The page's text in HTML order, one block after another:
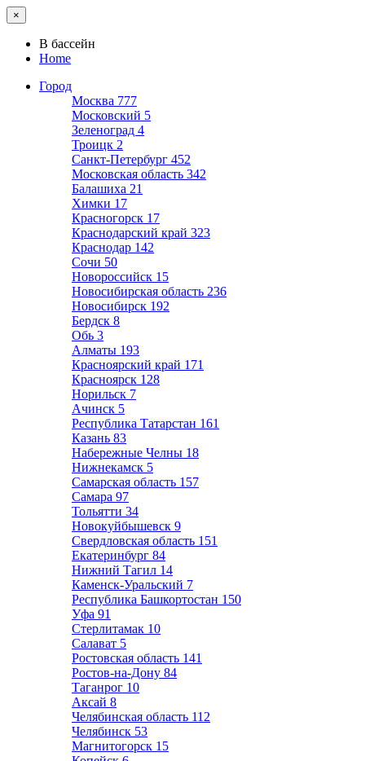
×
В бассейн
Home
Город
Москва 777
Московский 5
Зеленоград 4
Троицк 2
Санкт-Петербург 452
Московская область 342
Балашиха 21
Химки 17
Красногорск 17
Краснодарский край 323
Краснодар 142
Сочи 50
Новороссийск 15
Новосибирская область 236
Новосибирск 192
Бердск 8
Обь 3
Алматы 193
Красноярский край 171
Красноярск 128
Норильск 7
Ачинск 5
Республика Татарстан 161
Казань 83
Набережные Челны 18
Нижнекамск 5
Самарская область 157
Самара 97
Тольятти 34
Новокуйбышевск 9
Свердловская область 151
Екатеринбург 84
Нижний Тагил 14
Каменск-Уральский 7
Республика Башкортостан 150
Уфа 91
Стерлитамак 10
Салават 5
Ростовская область 141
Ростов-на-Дону 84
Таганрог 10
Аксай 8
Челябинская область 112
Челябинск 53
Магнитогорск 15